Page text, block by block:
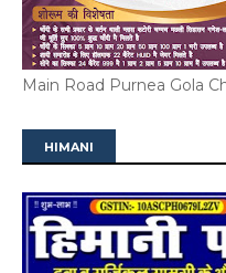
Main Road Purnea Gola
HIMANI